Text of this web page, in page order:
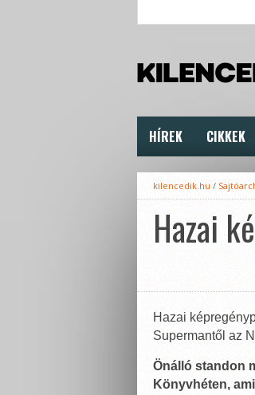
HÍREK CIKKEK
kilencedik.hu /
Hazai
Hazai
Supermantől az
Önálló standon
Könyvhéten,